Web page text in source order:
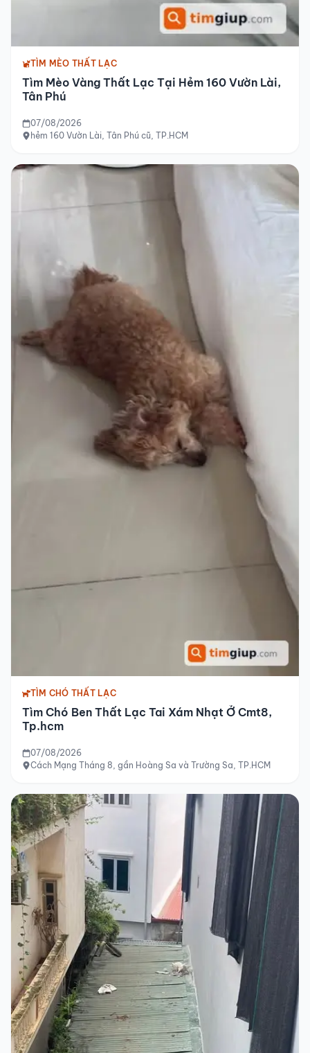
TÌM MÈO THẤT LẠC
Tìm Mèo Vàng Thất Lạc Tại Hẻm 160 Vườn Lài,
Tân Phú
07/08/2026
hẻm 160 Vườn Lài, Tân Phú cũ, TP.HCM
TÌM CHÓ THẤT LẠC
Tìm Chó Ben Thất Lạc Tai Xám Nhạt Ở Cmt8,
Tp.hcm
07/08/2026
Cách Mạng Tháng 8, gần Hoàng Sa và Trường Sa, TP.HCM